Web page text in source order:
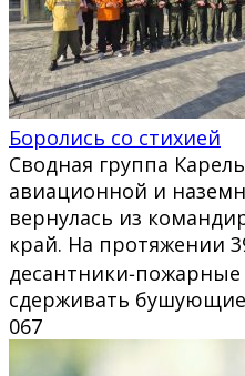
Боролись со стихией
Сводная группа
авиационной и
вернулась из
край. На протяжении
сдерживать
067